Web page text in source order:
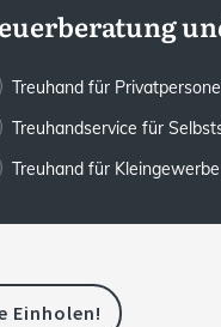
Treuhand für
Treuhandservice für
Treuhand für
Einholen!